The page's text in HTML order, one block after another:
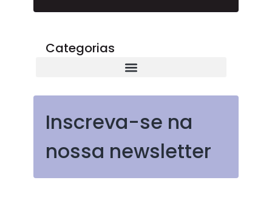
Categorias
Inscreva-se na
nossa newsletter